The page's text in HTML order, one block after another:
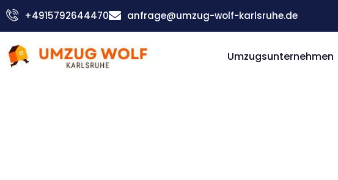
Zum
Inhalt
+4915792644470 anfrage@umzug-wolf-karlsruhe.de
Umzugsunternehmen